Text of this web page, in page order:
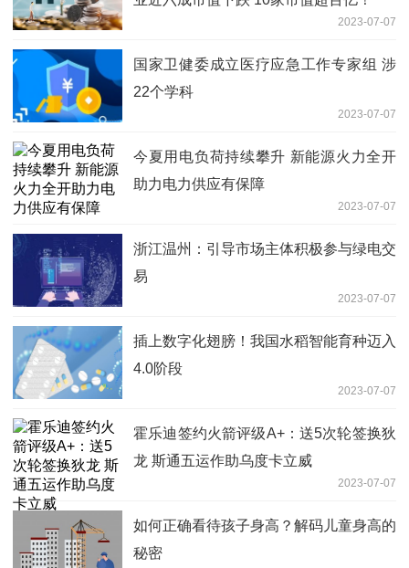
2023-07-07
国家卫健委成立医疗应急工作专家组 涉
22个学科
2023-07-07
今夏用电负荷持续攀升 新能源火力全开
助力电力供应有保障
2023-07-07
浙江温州：引导市场主体积极参与绿电交
易
2023-07-07
插上数字化翅膀！我国水稻智能育种迈入
4.0阶段
2023-07-07
霍乐迪签约火箭评级A+：送5次轮签换狄
龙 斯通五运作助乌度卡立威
2023-07-07
如何正确看待孩子身高？解码儿童身高的
秘密